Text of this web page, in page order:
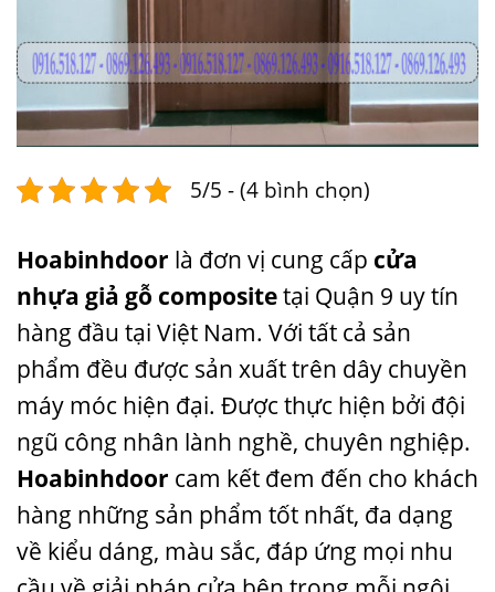
5/5 - (4 bình chọn)
Hoabinhdoor là đơn vị cung cấp cửa
nhựa giả gỗ compositetại Quận 9 uy tín
hàng đầu tại Việt Nam. Với tất cả sản
phẩm đều được sản xuất trên dây chuyền
máy móc hiện đại. Được thực hiện bởi đội
ngũ công nhân lành nghề, chuyên nghiệp.
Hoabinhdoor cam kết đem đến cho khách
hàng những sản phẩm tốt nhất, đa dạng
về kiểu dáng, màu sắc, đáp ứng mọi nhu